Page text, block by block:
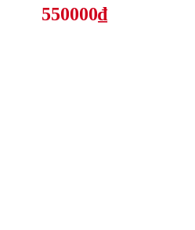
550000₫